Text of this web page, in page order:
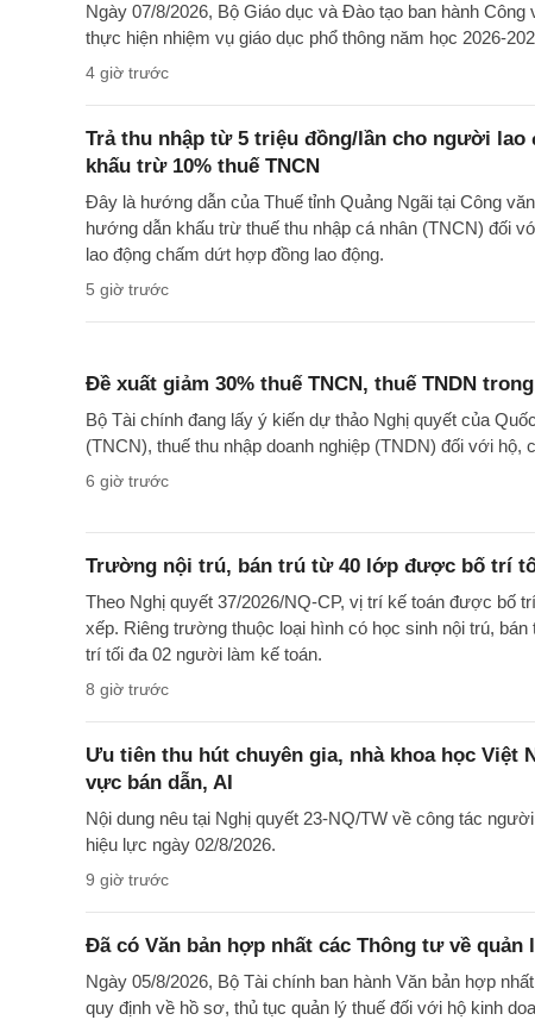
Ngày 07/8/2026, Bộ Giáo dục và Đào tạo ban hành
thực hiện nhiệm vụ giáo dục phổ thông năm học 2026-
4 giờ trước
Trả thu nhập từ 5 triệu đồng/lần cho người lao
khấu trừ 10% thuế TNCN
Đây là hướng dẫn của Thuế tỉnh Quảng Ngãi tại Công
hướng dẫn khấu trừ thuế thu nhập cá nhân (TNCN) đối
lao động chấm dứt hợp đồng lao động.
5 giờ trước
Đề xuất giảm 30% thuế TNCN, thuế TNDN
Bộ Tài chính đang lấy ý kiến dự thảo Nghị quyết của
(TNCN), thuế thu nhập doanh nghiệp (TNDN) đối với hộ,
6 giờ trước
Trường nội trú, bán trú từ 40 lớp được bố trí
Theo Nghị quyết 37/2026/NQ-CP, vị trí kế toán được bố
xếp. Riêng trường thuộc loại hình có học sinh nội trú,
trí tối đa 02 người làm kế toán.
8 giờ trước
Ưu tiên thu hút chuyên gia, nhà khoa học Việt
vực bán dẫn, AI
Nội dung nêu tại Nghị quyết 23-NQ/TW về công tác
hiệu lực ngày 02/8/2026.
9 giờ trước
Đã có Văn bản hợp nhất các Thông tư về
Ngày 05/8/2026, Bộ Tài chính ban hành Văn bản hợp
quy định về hồ sơ, thủ tục quản lý thuế đối với hộ kinh